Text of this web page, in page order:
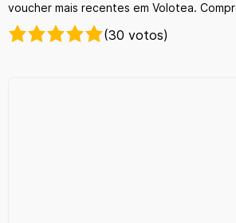
voucher mais recentes em Volotea.
(30 votos)